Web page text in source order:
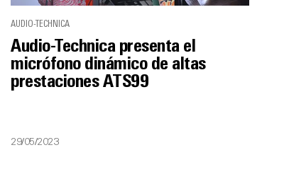
AUDIO-TECHNICA
Audio-Technica presenta el
micrófono dinámico de altas
prestaciones ATS99
29/05/2023